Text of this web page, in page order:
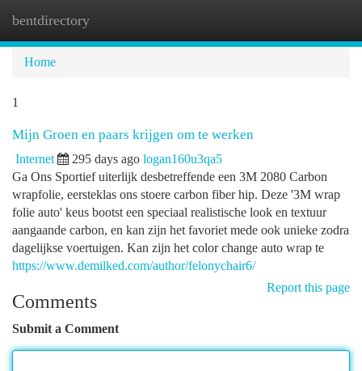
bentdirectory
Home
1
Mijn Groen en paars krijgen om te werken
Internet 295 days ago logan160u3qa5
Ga Ons Sportief uiterlijk desbetreffende een 3M 2080 Carbon
wrapfolie, eersteklas ons stoere carbon fiber hip. Deze '3M wrap
folie auto' keus bootst een speciaal realistische look en textuur
aangaande carbon, en kan zijn het favoriet mede ook unieke zodra
dagelijkse voertuigen. Kan zijn het color change auto wrap te
https://www.demilked.com/author/felonychair6/
Report this page
Comments
Submit a Comment